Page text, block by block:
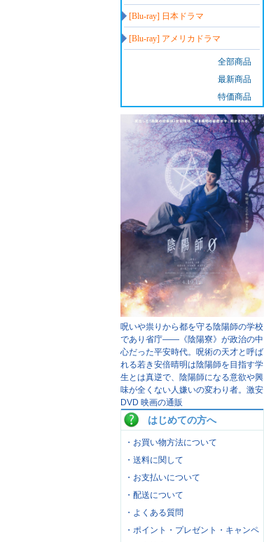
[Blu-ray] 日本ドラマ
[Blu-ray] アメリカドラマ
全部商品
最新商品
特価商品
呪いや祟りから都を守る陰陽師の学校
であり省庁――《陰陽寮》が政治の中
心だった平安時代。呪術の天才と呼ば
れる若き安倍晴明は陰陽師を目指す学
生とは真逆で、陰陽師になる意欲や興
味が全くない人嫌いの変わり者。 激安
DVD 映画の通販
はじめての方へ
・お買い物方法について
・送料に関して
・お支払いについて
・配送について
・よくある質問
・ポイント・プレゼント・キャンペ